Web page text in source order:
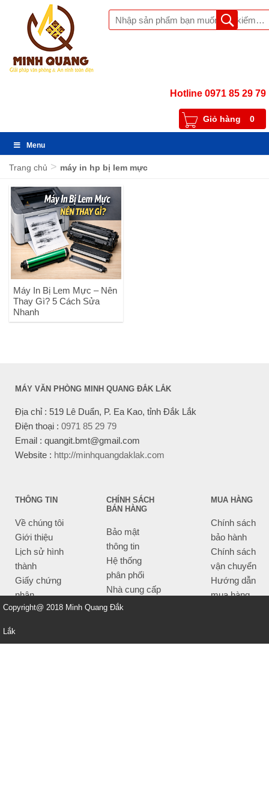
Hotline 0971 85 29 79
Giỏ hàng 0
Menu
Trang chủ > máy in hp bị lem mực
Máy In Bị Lem Mực – Nên
Thay Gì? 5 Cách Sửa
Nhanh
MÁY VĂN PHÒNG MINH QUANG ĐẮK LẮK
Địa chỉ : 519 Lê Duẩn, P. Ea Kao, tỉnh Đắk Lắk
Điện thoại : 0971 85 29 79
Email : quangit.bmt@gmail.com
Website : http://minhquangdaklak.com
THÔNG TIN
Về chúng tôi
Giới thiệu
Lịch sử hình
thành
Giấy chứng
nhận
CHÍNH SÁCH
BÁN HÀNG
Bảo mật
thông tin
Hệ thống
phân phối
Nhà cung cấp
Tiêu chí bán
MUA HÀNG
Chính sách
bảo hành
Chính sách
vận chuyển
Hướng dẫn
mua hàng
Copyright@ 2018 Minh Quang Đắk
Lắk